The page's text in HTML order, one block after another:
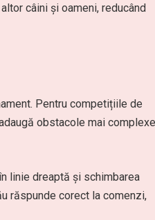
câini și oameni, reducând
Pentru competițiile de
obstacole mai
linie dreaptă și schimbarea
răspunde corect la comenzi,